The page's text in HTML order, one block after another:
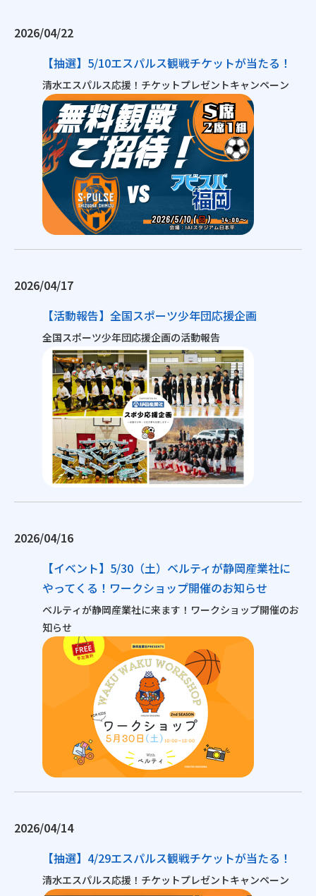
2026/04/22
【抽選】5/10エスパルス観戦チケットが当たる！
清水エスパルス応援！チケットプレゼントキャンペーン
2026/04/17
【活動報告】全国スポーツ少年団応援企画
全国スポーツ少年団応援企画の活動報告
2026/04/16
【イベント】5/30（土）ベルティが静岡産業社に
やってくる！ワークショップ開催のお知らせ
ベルティが静岡産業社に来ます！ワークショップ開催のお
知らせ
2026/04/14
【抽選】4/29エスパルス観戦チケットが当たる！
清水エスパルス応援！チケットプレゼントキャンペーン